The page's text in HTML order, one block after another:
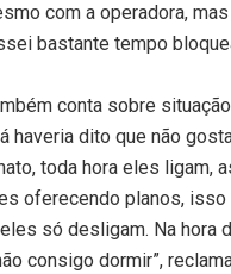
com a operadora,
bastante tempo
conta sobre
haveria dito que não
toda hora eles
oferecendo planos,
só desligam. Na hora
consigo dormir”,